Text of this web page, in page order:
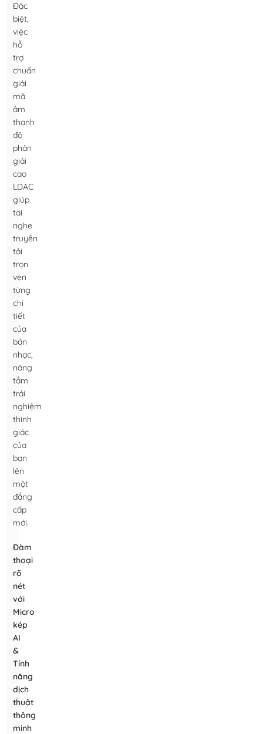
Đặc
biệt,
việc
hỗ
trợ
chuẩn
giải
mã
âm
thanh
độ
phân
giải
cao
LDAC
giúp
tai
nghe
truyền
tải
trọn
vẹn
từng
chi
tiết
của
bản
nhạc,
nâng
tầm
trải
nghiệm
thính
giác
của
bạn
lên
một
đẳng
cấp
mới.
Đàm
thoại
rõ
nét
với
Micro
kép
AI
&
Tính
năng
dịch
thuật
thông
minh